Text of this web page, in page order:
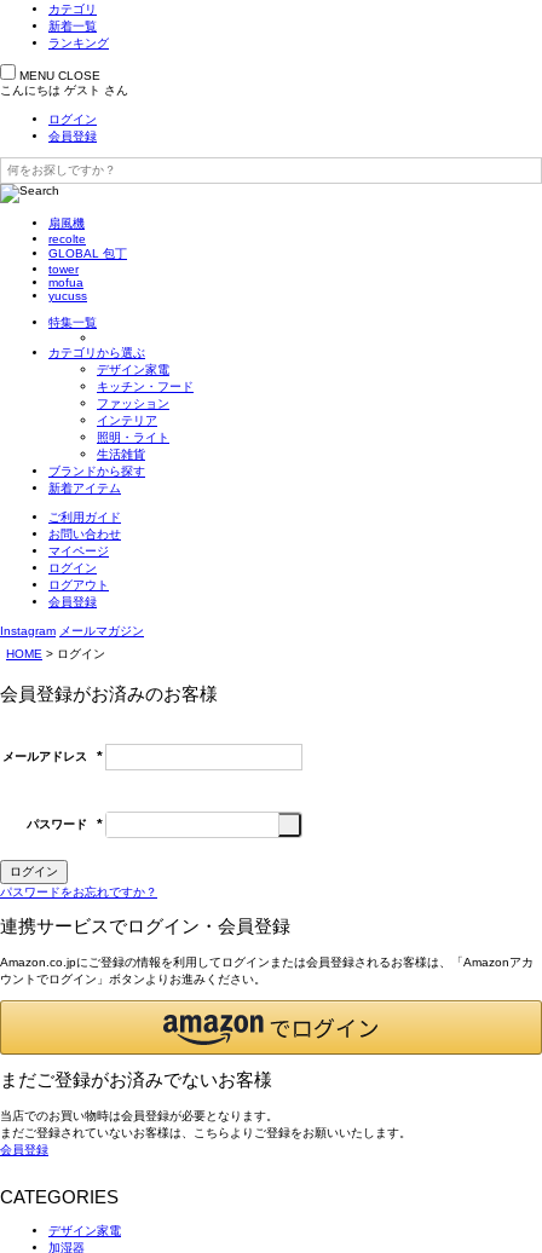
カテゴリ
新着一覧
ランキング
MENU CLOSE
こんにちは ゲスト さん
ログイン
会員登録
扇風機
recolte
GLOBAL 包丁
tower
mofua
yucuss
特集一覧
カテゴリから選ぶ
デザイン家電
キッチン・フード
ファッション
インテリア
照明・ライト
生活雑貨
ブランドから探す
新着アイテム
ご利用ガイド
お問い合わせ
マイページ
ログイン
ログアウト
会員登録
Instagram メールマガジン
HOME
ログイン
会員登録がお済みのお客様
メールアドレス
(必
パスワード
ログイン
パスワードをお忘れですか？
連携サービスでログイン・会員登録
Amazon.co.jpにご登録の情報を利用してログインまたは会員登録されるお客様は、「Amazonアカ
ウントでログイン」ボタンよりお進みください。
まだご登録がお済みでないお客様
当店でのお買い物時は会員登録が必要となります。
まだご登録されていないお客様は、こちらよりご登録をお願いいたします。
会員登録
CATEGORIES
デザイン家電
加湿器